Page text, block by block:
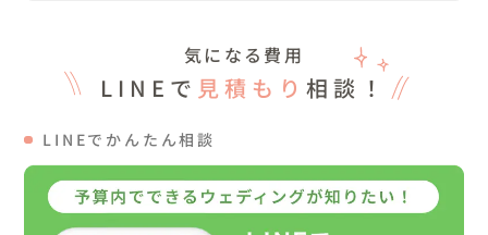
▽こんな人におすすめ
・気軽にご要望を伝えることができるカメラマンに撮影し
てもらいたい
気になる費用
LINEで 見積もり 相談！
LINEでかんたん相談